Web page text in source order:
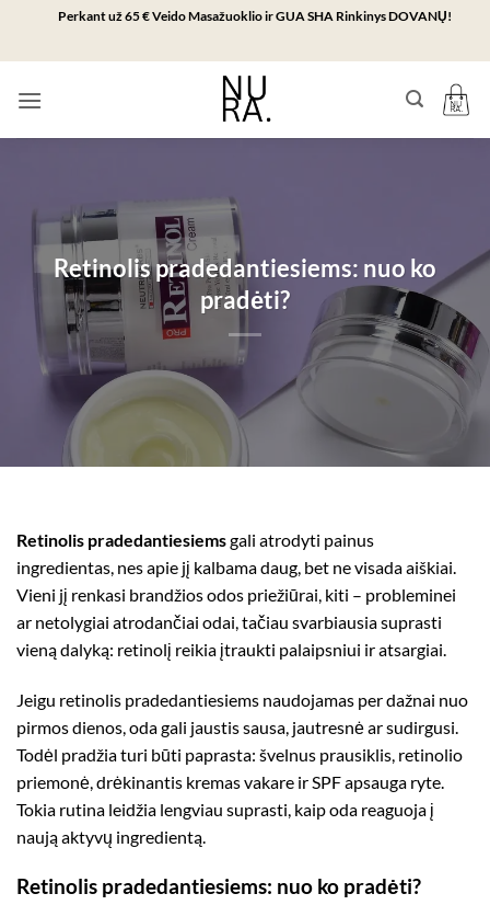
content
Perkant už 65 € Veido Masažuoklio ir GUA SHA Rinkinys DOVANŲ!
Retinolis pradedantiesiems: nuo ko
pradėti?
Retinolis pradedantiesiemsgali atrodyti painus
ingredientas, nes apie jį kalbama daug, bet ne visada aiškiai.
Vieni jį renkasi brandžios odos priežiūrai, kiti – probleminei
ar netolygiai atrodančiai odai, tačiau svarbiausia suprasti
vieną dalyką: retinolį reikia įtraukti palaipsniui ir atsargiai.
Jeigu retinolis pradedantiesiems naudojamas per dažnai nuo
pirmos dienos, oda gali jaustis sausa, jautresnė ar sudirgusi.
Todėl pradžia turi būti paprasta: švelnus prausiklis, retinolio
priemonė, drėkinantis kremas vakare ir SPF apsauga ryte.
Tokia rutina leidžia lengviau suprasti, kaip oda reaguoja į
naują aktyvų ingredientą.
Retinolis pradedantiesiems: nuo ko pradėti?